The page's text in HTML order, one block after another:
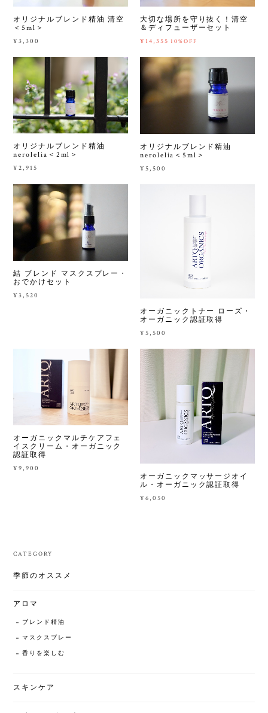
オリジナルブレンド精油 清空
＜5ml＞
¥3,300
大切な場所を守り抜く！清空
＆ディフューザーセット
¥14,355 10%OFF
オリジナルブレンド精油
nerolelia＜2ml＞
¥2,915
オリジナルブレンド精油
nerolelia＜5ml＞
¥5,500
結 ブレンド マスクスプレー・
おでかけセット
¥3,520
オーガニックトナー ローズ・
オーガニック認証取得
¥5,500
オーガニックマルチケアフェ
イスクリーム・オーガニック
認証取得
¥9,900
オーガニックマッサージオイ
ル・オーガニック認証取得
¥6,050
CATEGORY
季節のオススメ
アロマ
ブレンド精油
マスクスプレー
香りを楽しむ
スキンケア